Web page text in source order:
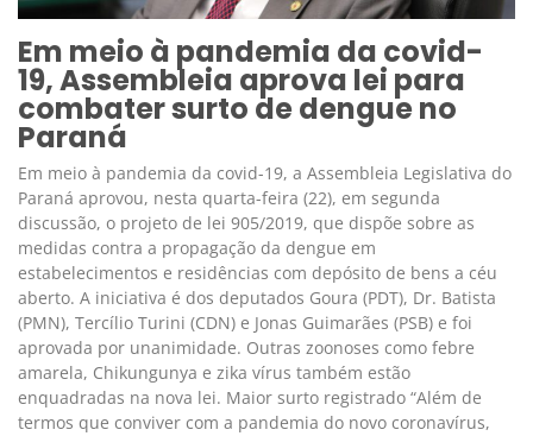
Em meio à pandemia da covid-
19, Assembleia aprova lei para
combater surto de dengue no
Paraná
Em meio à pandemia da covid-19, a Assembleia Legislativa do
Paraná aprovou, nesta quarta-feira (22), em segunda
discussão, o projeto de lei 905/2019, que dispõe sobre as
medidas contra a propagação da dengue em
estabelecimentos e residências com depósito de bens a céu
aberto. A iniciativa é dos deputados Goura (PDT), Dr. Batista
(PMN), Tercílio Turini (CDN) e Jonas Guimarães (PSB) e foi
aprovada por unanimidade. Outras zoonoses como febre
amarela, Chikungunya e zika vírus também estão
enquadradas na nova lei. Maior surto registrado “Além de
termos que conviver com a pandemia do novo coronavírus,